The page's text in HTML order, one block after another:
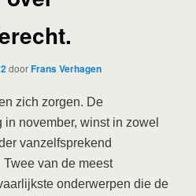
doorFrans Verhagen
zich zorgen. De
november, winst in zowel
vanzelfsprekend
van de meest
onderwerpen die de